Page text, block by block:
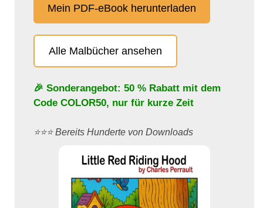
Mein PDF-eBook herunterladen
Alle Malbücher ansehen
🎉 Sonderangebot: 50 % Rabatt mit dem
Code COLOR50, nur für kurze Zeit
⭐️⭐️⭐️ Bereits Hunderte von Downloads